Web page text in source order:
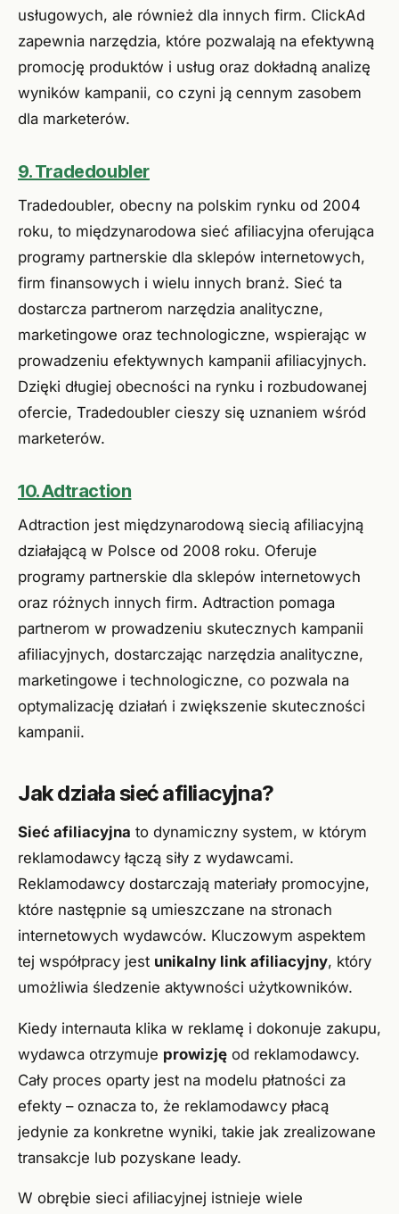
usługowych, ale również dla innych firm. ClickAd
zapewnia narzędzia, które pozwalają na efektywną
promocję produktów i usług oraz dokładną analizę
wyników kampanii, co czyni ją cennym zasobem
dla marketerów.
9. Tradedoubler
Tradedoubler, obecny na polskim rynku od 2004
roku, to międzynarodowa sieć afiliacyjna oferująca
programy partnerskie dla sklepów internetowych,
firm finansowych i wielu innych branż. Sieć ta
dostarcza partnerom narzędzia analityczne,
marketingowe oraz technologiczne, wspierając w
prowadzeniu efektywnych kampanii afiliacyjnych.
Dzięki długiej obecności na rynku i rozbudowanej
ofercie, Tradedoubler cieszy się uznaniem wśród
marketerów.
10. Adtraction
Adtraction jest międzynarodową siecią afiliacyjną
działającą w Polsce od 2008 roku. Oferuje
programy partnerskie dla sklepów internetowych
oraz różnych innych firm. Adtraction pomaga
partnerom w prowadzeniu skutecznych kampanii
afiliacyjnych, dostarczając narzędzia analityczne,
marketingowe i technologiczne, co pozwala na
optymalizację działań i zwiększenie skuteczności
kampanii.
Jak działa sieć afiliacyjna?
Sieć afiliacyjna to dynamiczny system, w którym
reklamodawcy łączą siły z wydawcami.
Reklamodawcy dostarczają materiały promocyjne,
które następnie są umieszczane na stronach
internetowych wydawców. Kluczowym aspektem
tej współpracy jest unikalny link afiliacyjny, który
umożliwia śledzenie aktywności użytkowników.
Kiedy internauta klika w reklamę i dokonuje zakupu,
wydawca otrzymuje prowizję od reklamodawcy.
Cały proces oparty jest na modelu płatności za
efekty – oznacza to, że reklamodawcy płacą
jedynie za konkretne wyniki, takie jak zrealizowane
transakcje lub pozyskane leady.
W obrębie sieci afiliacyjnej istnieje wiele